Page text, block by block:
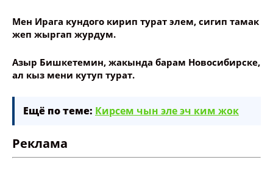
Мен Ирага кундого кирип турат элем, сигип тамак
жеп жыргап журдум.
Азыр Бишкетемин, жакында барам Новосибирске,
ал кыз мени кутуп турат.
Ещё по теме: Кирсем чын эле эч ким жок
Реклама